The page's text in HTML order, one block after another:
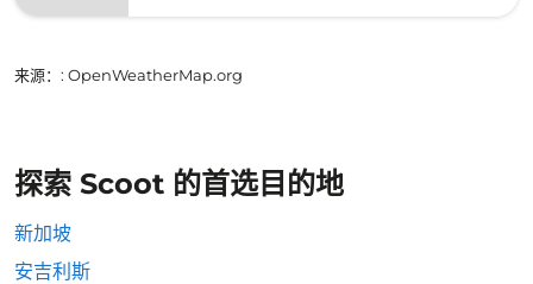
来源： : OpenWeatherMap.org
探索 Scoot 的首选目的地
新加坡
安吉利斯